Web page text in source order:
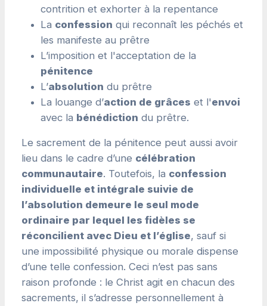
contrition et exhorter à la repentance
La confession qui reconnaît les péchés et
les manifeste au prêtre
L’imposition et l'acceptation de la
pénitence
L’absolution du prêtre
La louange d’action de grâces et l'envoi
avec la bénédiction du prêtre.
Le sacrement de la pénitence peut aussi avoir
lieu dans le cadre d’une célébration
communautaire. Toutefois, la confession
individuelle et intégrale suivie de
l’absolution demeure le seul mode
ordinaire par lequel les fidèles se
réconcilient avec Dieu et l’église, sauf si
une impossibilité physique ou morale dispense
d’une telle confession. Ceci n’est pas sans
raison profonde : le Christ agit en chacun des
sacrements, il s’adresse personnellement à